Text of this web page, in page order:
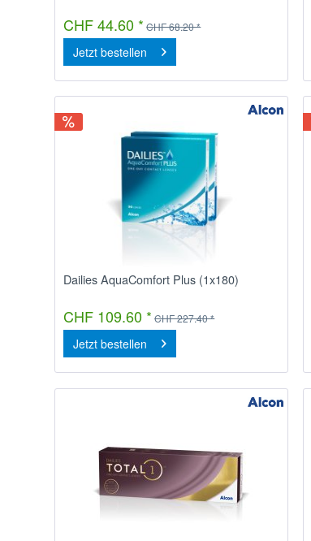
CHF 44.60 * CHF 68.20 *
Jetzt bestellen
Dailies AquaComfort Plus (1x180)
CHF 109.60 * CHF 227.40 *
Jetzt bestellen